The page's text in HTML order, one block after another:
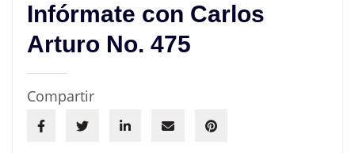
Infórmate con Carlos
Arturo No. 475
Compartir